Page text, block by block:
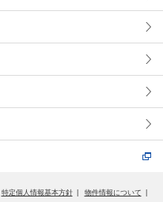
特定個人情報基本方針 物件情報について